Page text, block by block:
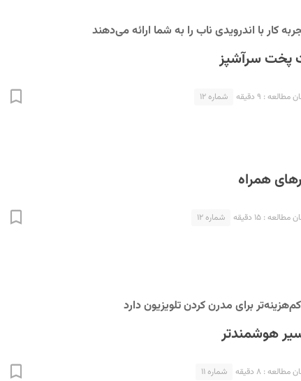
کار با اندرویدی ناب را به شما ارائه می‌دهند
پخت سرآشپز
مطالعه : ۹ دقیقه شماره ۱۲
همراه
مطالعه : ۱۵ دقیقه شماره ۱۲
برای مدرن کردن تلویزیون دارد
هوشمندتر
مطالعه : ۸ دقیقه شماره ۱۱